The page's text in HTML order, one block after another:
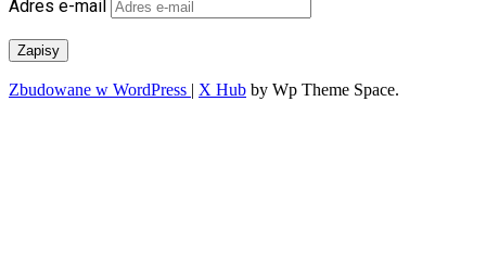
Adres e-mail
Zapisy
Zbudowane w WordPress | X Hub by Wp Theme Space.